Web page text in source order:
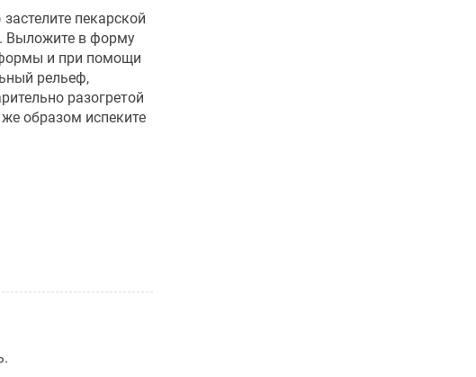
пекарской
Выложите в форму
формы и при помощи
рельеф,
разогретой
образом испеките